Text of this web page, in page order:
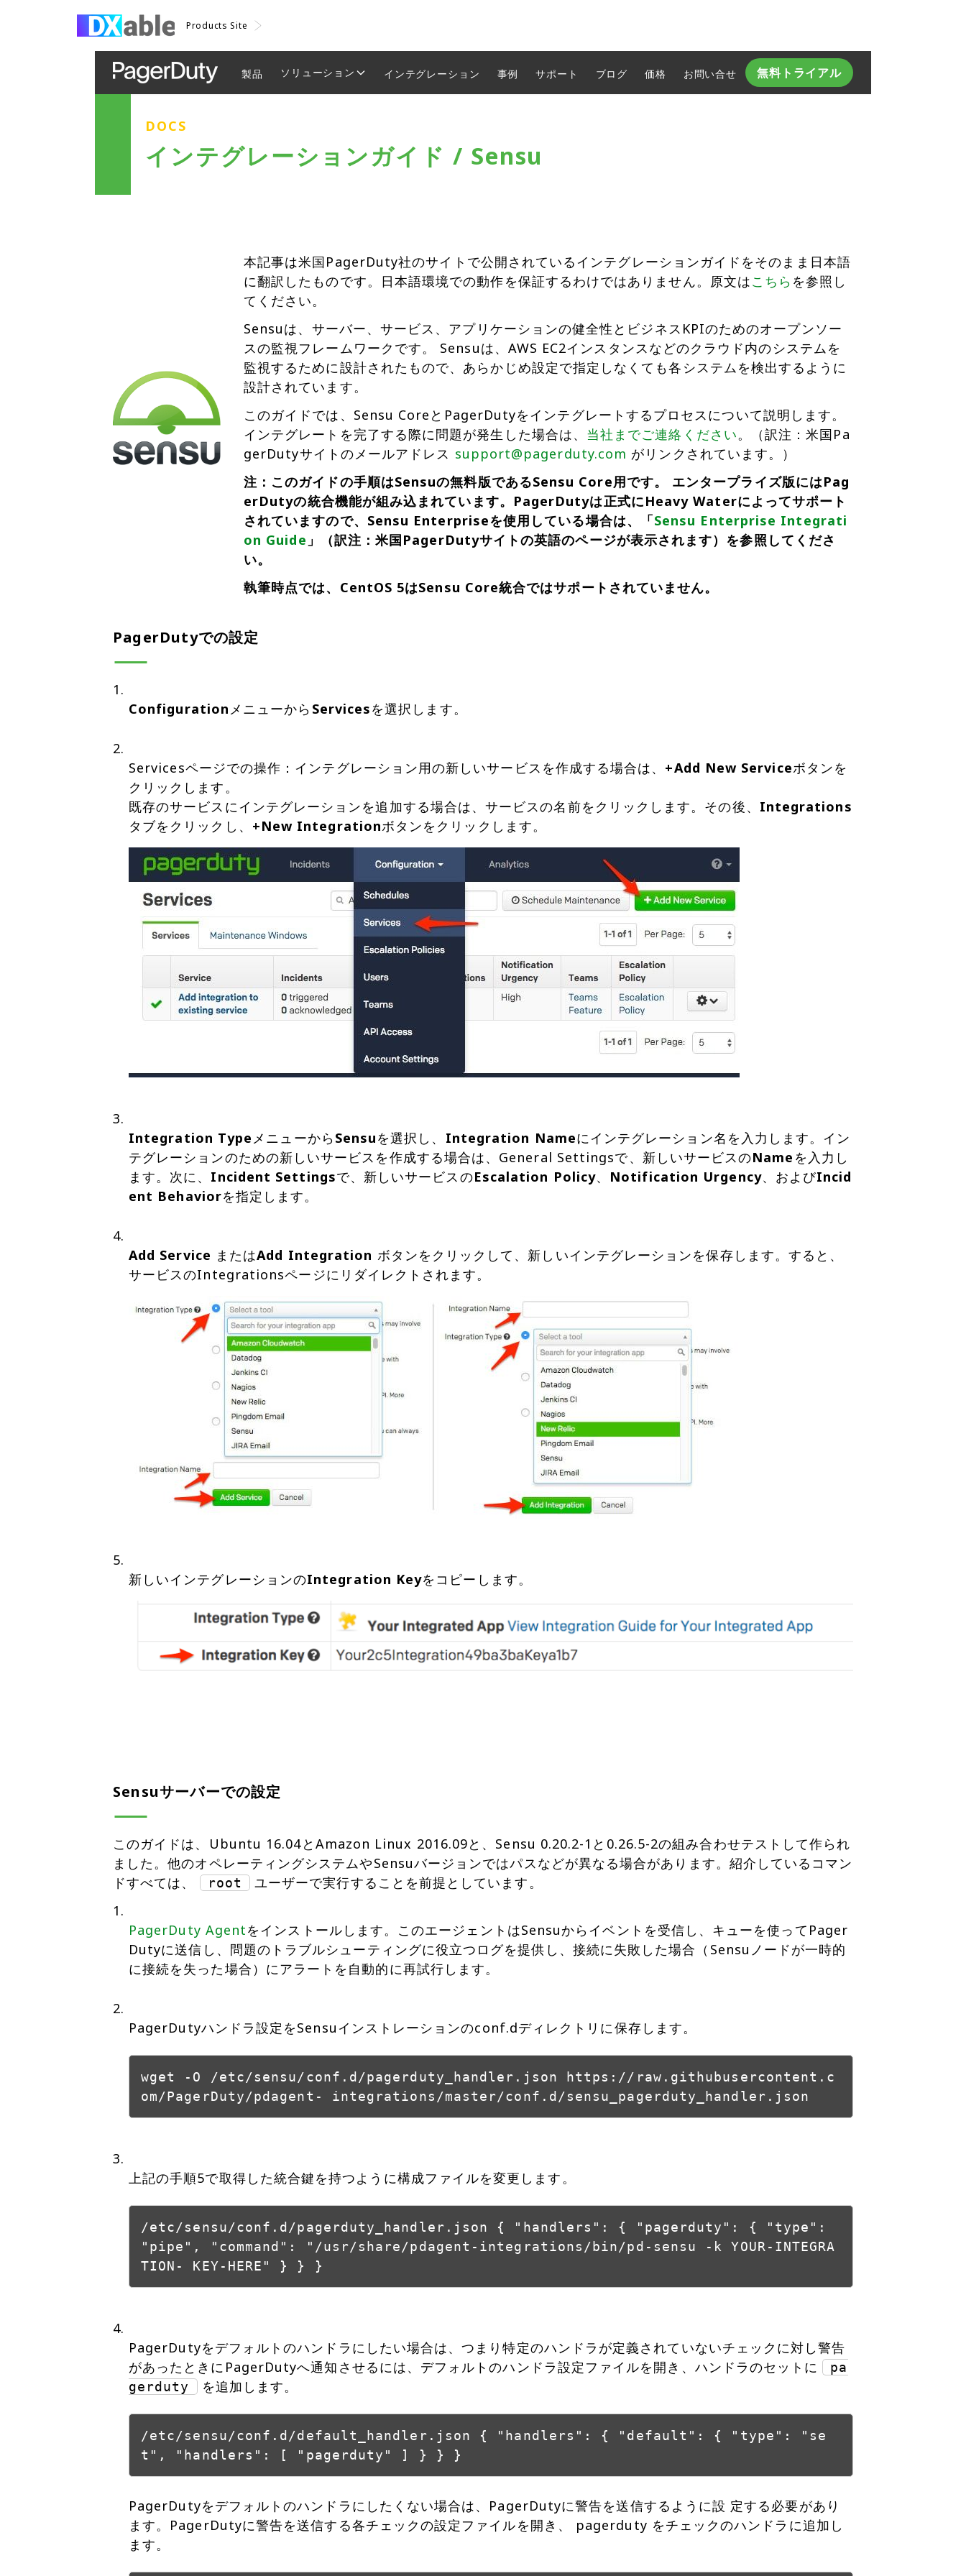
Products Site
製品 ソリューション インテグレーション 事例 サポート ブログ 価格 お問い合せ​ 無料トライアル
DOCS
インテグレーションガイド / Sensu
本記事は米国PagerDuty社のサイトで公開されているインテグレーションガイドをそのまま日本語
に翻訳したものです。日本語環境での動作を保証するわけではありません。原文はこちら を参照し
てください。
Sensuは、サーバー、サービス、アプリケーションの健全性とビジネスKPIのためのオープンソー
スの監視フレームワークです。 Sensuは、AWS EC2インスタンスなどのクラウド内のシステムを
監視するために設計されたもので、あらかじめ設定で指定しなくても各システムを検出するように
設計されています。
このガイドでは、Sensu CoreとPagerDutyをインテグレートするプロセスについて説明します。
インテグレートを完了する際に問題が発生した場合は、 当社までご連絡ください。（訳注：米国Pa
gerDutyサイトのメールアドレス support@pagerduty.com がリンクされています。）
注：このガイドの手順はSensuの無料版であるSensu Core用です。 エンタープライズ版にはPag
erDutyの統合機能が組み込まれています。PagerDutyは正式にHeavy Waterによってサポート
されていますので、Sensu Enterpriseを使用している場合は、「Sensu Enterprise Integrati
on Guide 」（訳注：米国PagerDutyサイトの英語のページが表示されます）を参照してくださ
い。
執筆時点では、CentOS 5はSensu Core統合ではサポートされていません。
PagerDutyでの設定
Configurationメニューから Servicesを選択します。
Servicesページでの操作：インテグレーション用の新しいサービスを作成する場合は、 +Add New Serviceボタンを
クリックします。
既存のサービスにインテグレーションを追加する場合は、サービスの名前をクリックします。その後、 Integrations
タブをクリックし、 +New Integration
Integration TypeメニューからSensuを選択し、 Integration Nameにインテグレーション名を入力します。イン
テグレーションのための新しいサービスを作成する場合は、General Settingsで、新しいサービスのName を入力し
ます。次に、 Incident Settingsで、新しいサービスのEscalation Policy、 Notification Urgency、およびIncid
ent Behaviorを指定します。
Add Service またはAdd Integration ボタンをクリックして、新しいインテグレーションを保存します。すると、
新しいインテグレーションのIntegration Key
Sensuサーバーでの設定
このガイドは、Ubuntu 16.04とAmazon Linux 2016.09と、Sensu 0.20.2-1と0.26.5-2の組み合わせテストして作られ
ました。他のオペレーティングシステムやSensuバージョンではパスなどが異なる場合があります。紹介しているコマン
ドすべては、
root ユーザーで実行することを前提としています。
PagerDuty Agentをインストールします。このエージェントはSensuからイベントを受信し、キューを使ってPager
Dutyに送信し、問題のトラブルシューティングに役立つログを提供し、接続に失敗した場合（Sensuノードが一時的
に接続を失った場合）にアラートを自動的に再試行します。
PagerDutyハンドラ設定をSensuインストレーションのconf.dディレクトリに保存します。
wget -O /etc/sensu/conf.d/pagerduty_handler.json https://raw.githubusercontent.c
om/PagerDuty/pdagent- integrations/master/conf.d/sensu_pagerduty_handler.json
上記の手順5で取得した統合鍵を持つように構成ファイルを変更します。
/etc/sensu/conf.d/pagerduty_handler.json { "handlers": { "pagerduty": { "type":
"pipe", "command": "/usr/share/pdagent-integrations/bin/pd-sensu -k YOUR-INTEGRA
TION- KEY-HERE" } } }
PagerDutyをデフォルトのハンドラにしたい場合は、つまり特定のハンドラが定義されていないチェックに対し警告
があったときにPagerDutyへ通知させるには、デフォルトのハンドラ設定ファイルを開き、ハンドラのセットに pa
gerduty
を追加します。
/etc/sensu/conf.d/default_handler.json { "handlers": { "default": { "type": "se
t", "handlers": [ "pagerduty" ] } } }
PagerDutyをデフォルトのハンドラにしたくない場合は、PagerDutyに警告を送信するように設 定する必要があり
ます。PagerDutyに警告を送信する各チェックの設定ファイルを開き、 pagerduty をチェックのハンドラに追加し
ます。